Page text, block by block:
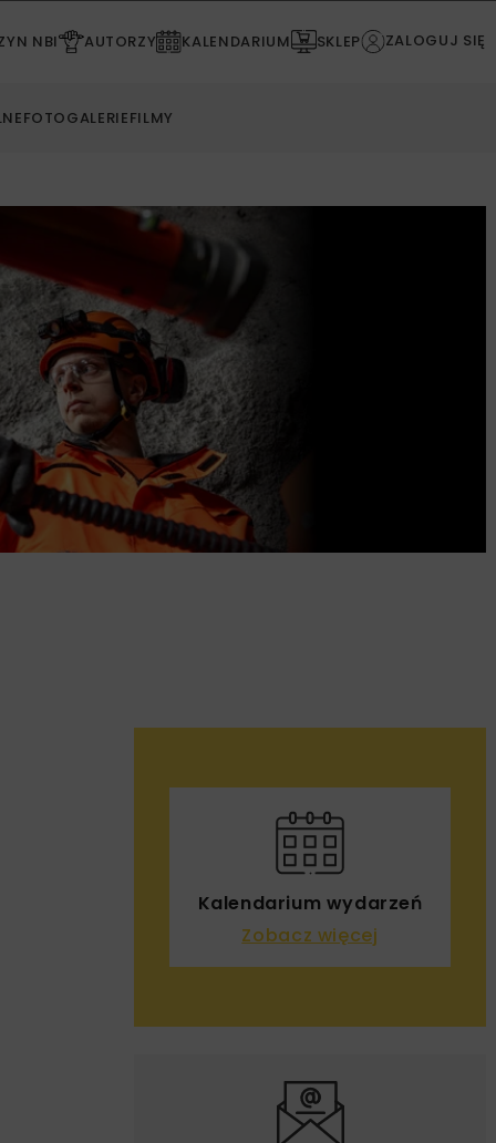
NBI AUTORZY KALENDARIUM SKLEP ZALOGUJ SIĘ
FOTOGALERIEFILMY
Kalendarium wydarzeń
Zobacz więcej